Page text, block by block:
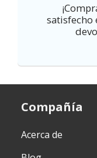
satisfecho
Compañía
Acerca de